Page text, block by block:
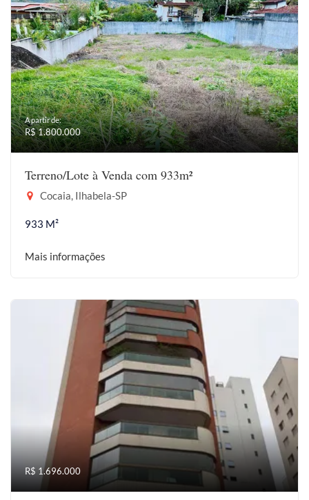
A partir de:
R$ 1.800.000
Terreno/Lote à Venda com 933m²
Cocaia, Ilhabela-SP
933 M²
Mais informações
R$ 1.696.000